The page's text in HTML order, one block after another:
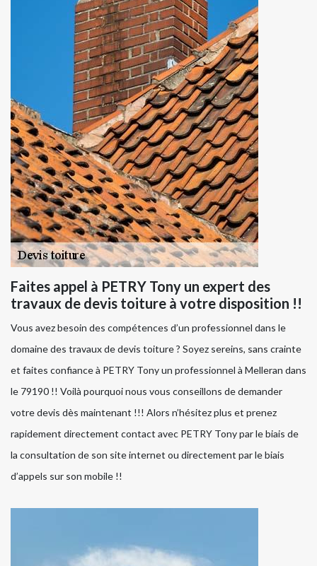
Faites appel à PETRY Tony un expert des
travaux de devis toiture à votre disposition !!
Vous avez besoin des compétences d’un professionnel dans le
domaine des travaux de devis toiture ? Soyez sereins, sans crainte
et faites confiance à PETRY Tony un professionnel à Melleran dans
le 79190 !! Voilà pourquoi nous vous conseillons de demander
votre devis dès maintenant !!! Alors n’hésitez plus et prenez
rapidement directement contact avec PETRY Tony par le biais de
la consultation de son site internet ou directement par le biais
d’appels sur son mobile !!